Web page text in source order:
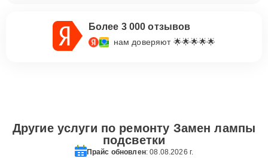
Более 3 000 отзывов
нам доверяют 🌟🌟🌟🌟🌟
Другие услуги по ремонту Замен лампы
подсветки
Прайс обновлен: 08.08.2026 г.